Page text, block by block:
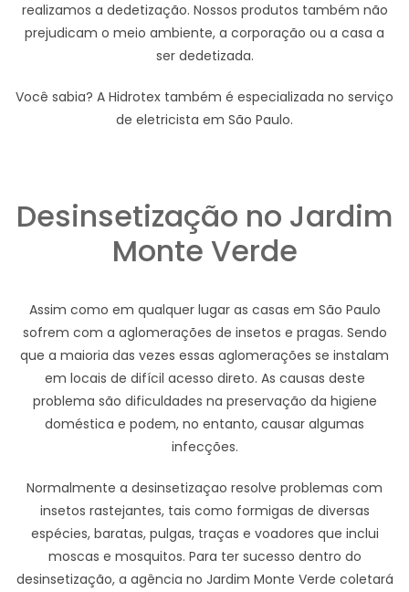
realizamos a dedetização. Nossos produtos também não
prejudicam o meio ambiente, a corporação ou a casa a
ser dedetizada.
Você sabia? A Hidrotex também é especializada no serviço
de eletricista em São Paulo.
Desinsetização no Jardim
Monte Verde
Assim como em qualquer lugar as casas em São Paulo
sofrem com a aglomerações de insetos e pragas. Sendo
que a maioria das vezes essas aglomerações se instalam
em locais de difícil acesso direto. As causas deste
problema são dificuldades na preservação da higiene
doméstica e podem, no entanto, causar algumas
infecções.
Normalmente a desinsetizaçao resolve problemas com
insetos rastejantes, tais como formigas de diversas
espécies, baratas, pulgas, traças e voadores que inclui
moscas e mosquitos. Para ter sucesso dentro do
desinsetização, a agência no Jardim Monte Verde coletará